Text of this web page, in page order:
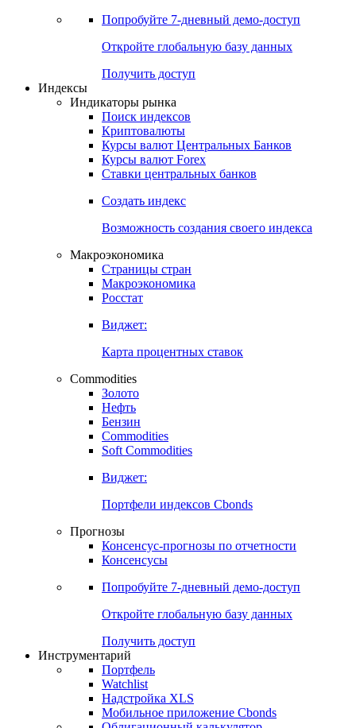
Попробуйте 7-дневный демо-доступ
Откройте глобальную базу данных
Получить доступ
Индексы
Индикаторы рынка
Поиск индексов
Криптовалюты
Курсы валют Центральных Банков
Курсы валют Forex
Ставки центральных банков
Создать индекс
Возможность создания своего индекса
Макроэкономика
Страницы стран
Макроэкономика
Росстат
Виджет:
Карта процентных ставок
Commodities
Золото
Нефть
Бензин
Commodities
Soft Commodities
Виджет:
Портфели индексов Cbonds
Прогнозы
Консенсус-прогнозы по отчетности
Консенсусы
Попробуйте 7-дневный демо-доступ
Откройте глобальную базу данных
Получить доступ
Инструментарий
Портфель
Watchlist
Надстройка XLS
Мобильное приложение Cbonds